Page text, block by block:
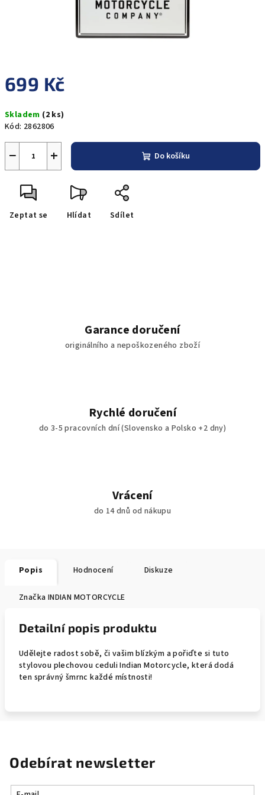
699 Kč
cena:
Skladem (2 ks)
Kód: 2862806
+
− Do košíku
Zeptat se Hlídat Sdílet
Garance doručení
originálního a nepoškozeného zboží
Rychlé doručení
do 3-5 pracovních dní (Slovensko a Polsko +2 dny)
Vrácení
do 14 dnů od nákupu
Popis Hodnocení Diskuze
Značka INDIAN MOTORCYCLE
Detailní popis produktu
Udělejte radost sobě, či vašim blízkým a pořiďte si tuto
stylovou plechovou ceduli Indian Motorcycle, která dodá
ten správný šmrnc každé místnosti!
Odebírat newsletter